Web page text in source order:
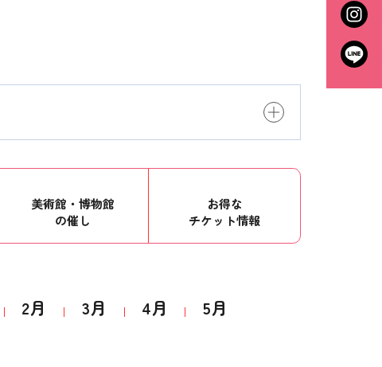
美術館・博物館
の催し
お得な
チケット情報
2月 3月 4月 5月